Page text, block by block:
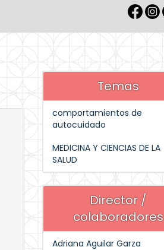
Temas
comportamientos de
autocuidado
MEDICINA Y CIENCIAS DE LA
SALUD
Director /
colaboradores
Adriana Aguilar Garza